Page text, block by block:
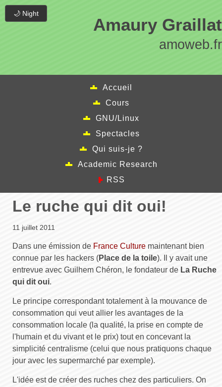
🌙 Night
Amaury Graillat
amoweb.fr
Accueil
Cours
GNU/Linux
Spectacles
Qui suis-je ?
Academic Research
RSS
Le ruche qui dit oui!
11 juillet 2011
Dans une émission de France Culture maintenant bien
connue par les hackers (Place de la toile). Il y avait une
entrevue avec Guilhem Chéron, le fondateur de La Ruche
qui dit oui.
Le principe correspondant totalement à la mouvance de
consommation qui veut allier les avantages de la
consommation locale (la qualité, la prise en compte de
l'humain et du vivant et le prix) tout en concevant la
simplicité centralisme (celui que nous pratiquons chaque
jour avec les supermarché par exemple).
L'idée est de créer des ruches chez des particuliers. On